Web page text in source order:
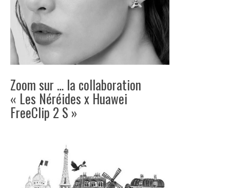
Zoom sur … la collaboration
« Les Néréides x Huawei
FreeClip 2 S »